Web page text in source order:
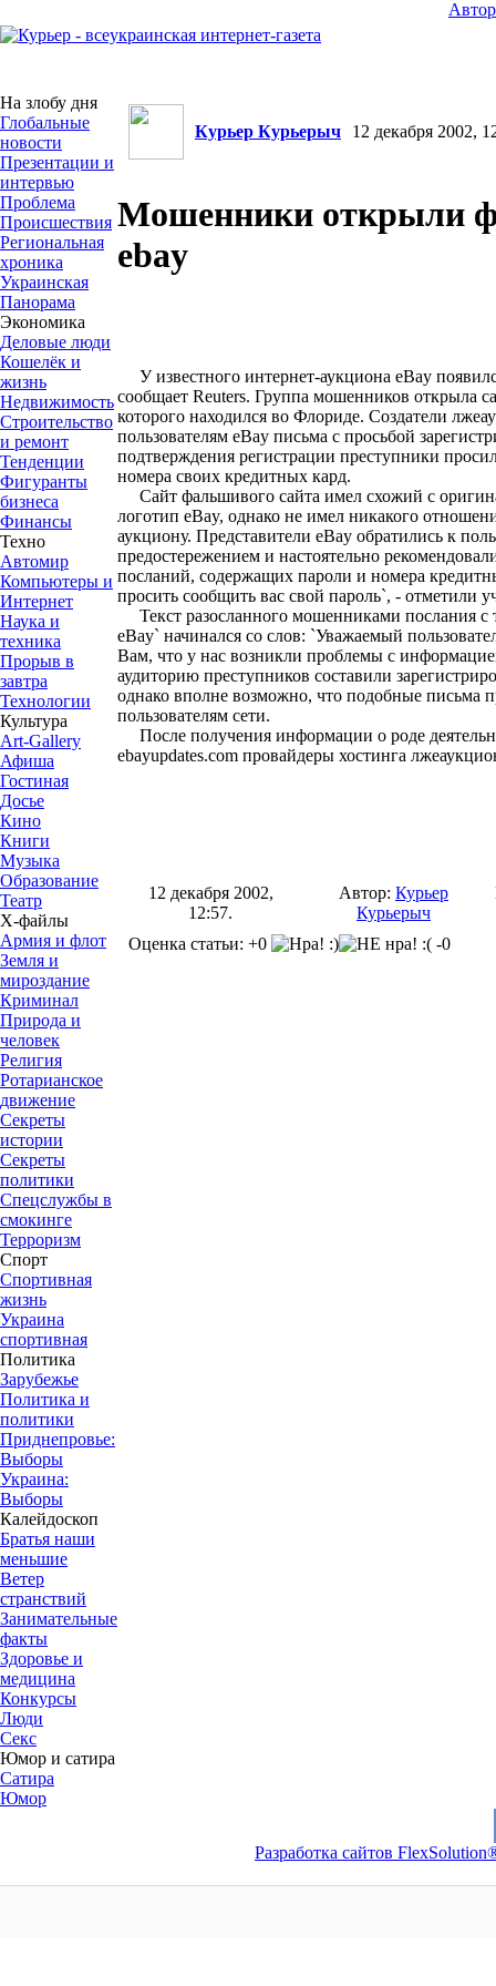
На злобу дня
Глобальные
новости
Презентации и
интервью
Проблема
Происшествия
Региональная
хроника
Украинская
Панорама
Экономика
Деловые люди
Кошелёк и
жизнь
Недвижимость
Строительство
и ремонт
Тенденции
Фигуранты
бизнеса
Финансы
Техно
Автомир
Компьютеры и
Интернет
Наука и
техника
Прорыв в
завтра
Технологии
Культура
Art-Gallery
Афиша
Гостиная
Досье
Кино
Книги
Музыка
Образование
Театр
Х-файлы
Армия и флот
Земля и
мироздание
Криминал
Природа и
человек
Религия
Ротарианское
движение
Секреты
истории
Секреты
политики
Спецслужбы в
смокинге
Терроризм
Спорт
Спортивная
жизнь
Украина
спортивная
Политика
Зарубежье
Политика и
политики
Приднепровье:
Выборы
Украина:
Выборы
Калейдоскоп
Братья наши
меньшие
Ветер
странствий
Занимательные
факты
Здоровье и
медицина
Конкурсы
Люди
Секс
Юмор и сатира
Сатира
Юмор
Курьер Курьерыч 12 декабря 2002,
Мошенники открыли
ebay
У известного интернет-аукциона eBay
сообщает Reuters. Группа мошенников открыла
которого находился во Флориде. Cоздатели
пользователям eBay письма с просьбой
подтверждения регистрации преступники
номера своих кредитных кард.
Сайт фальшивого сайта имел схожий с
логотип eBay, однако не имел никакого
аукциону. Представители eBay обратились к
предостережением и настоятельно
посланий, содержащих пароли и номера
просить сообщить вас свой пароль`, - отметили
Текст разосланного мошенниками послания
eBay` начинался со слов: `Уважаемый
Вам, что у нас возникли проблемы с
аудиторию преступников составили
однако вполне возможно, что подобные письма
пользователям сети.
После получения информации о роде
ebayupdates.com провайдеры хостинга
12 декабря 2002,
12:57.
Автор: Курьер
Курьерыч
Оценка статьи: +0
-0
Разработка сайтов